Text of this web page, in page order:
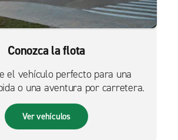
Conozca la flota
el vehículo perfecto para una
o una aventura por carretera.
Ver vehículos